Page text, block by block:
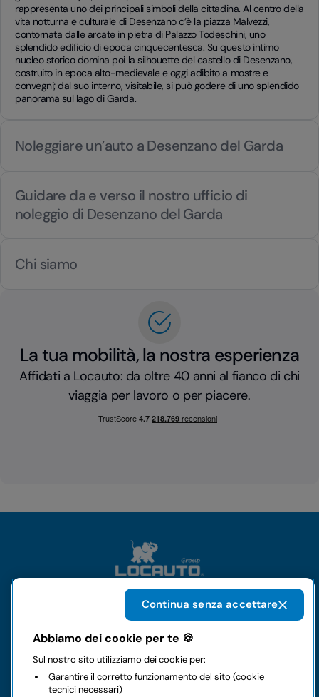
rappresenta uno dei principali simboli della cittadina. Al centro della
vita notturna e culturale di Desenzano c’è la piazza Malvezzi,
contornata dalle arcate in pietra di Palazzo Todeschini, uno
splendido edificio di epoca cinquecentesca. Su questo intimo
nucleo storico domina poi la silhouette del castello di Desenzano,
costruito in epoca alto-medievale e oggi adibito a mostre e
convegni; dal suo interno, visitabile, si può godere di uno splendido
panorama sul lago di Garda.
Noleggiare un’auto a Desenzano del Garda
Guidare da e verso il nostro ufficio di
noleggio di Desenzano del Garda
Chi siamo
La tua mobilità, la nostra esperienza
Affidati a Locauto: da oltre 40 anni al fianco di chi
viaggia per lavoro o per piacere.
Noleggi
Abbiamo dei cookie per te 🍪
Sul nostro sito utilizziamo dei cookie per:
Garantire il corretto funzionamento del sito (cookie
tecnici necessari)
Continua senza accettare